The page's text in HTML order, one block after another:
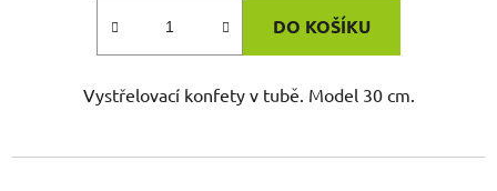
DO KOŠÍKU
Vystřelovací konfety v tubě. Model 30 cm.